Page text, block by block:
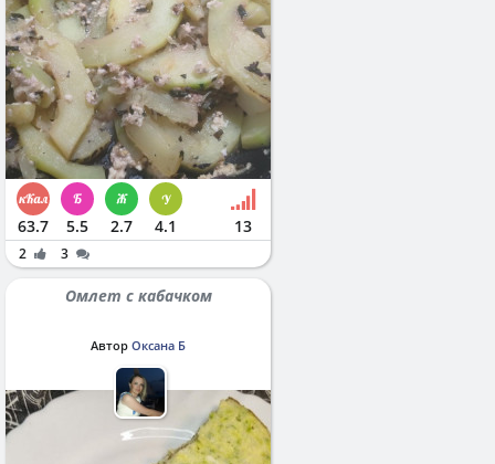
63.7 5.5 2.7 4.1 13
2 3
Омлет с кабачком
Автор Оксана Б